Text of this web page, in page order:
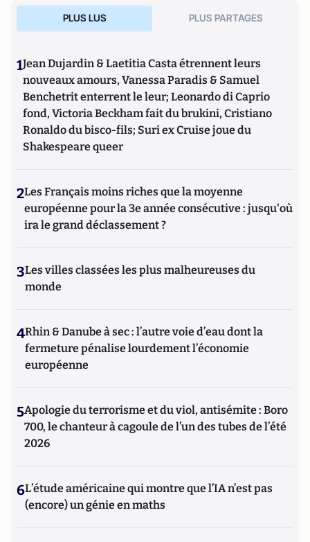
PLUS LUS PLUS PARTAGES
1Jean Dujardin & Laetitia Casta étrennent leurs
nouveaux amours, Vanessa Paradis & Samuel
Benchetrit enterrent le leur; Leonardo di Caprio
fond, Victoria Beckham fait du brukini, Cristiano
Ronaldo du bisco-fils; Suri ex Cruise joue du
Shakespeare queer
2Les Français moins riches que la moyenne
européenne pour la 3e année consécutive : jusqu'où
ira le grand déclassement ?
3Les villes classées les plus malheureuses du
monde
4Rhin & Danube à sec : l’autre voie d’eau dont la
fermeture pénalise lourdement l’économie
européenne
5Apologie du terrorisme et du viol, antisémite : Boro
700, le chanteur à cagoule de l’un des tubes de l’été
2026
6L’étude américaine qui montre que l’IA n’est pas
(encore) un génie en maths